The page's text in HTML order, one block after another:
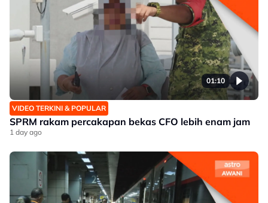
01:10
VIDEO TERKINI & POPULAR
SPRM rakam percakapan bekas CFO lebih enam jam
1 day ago